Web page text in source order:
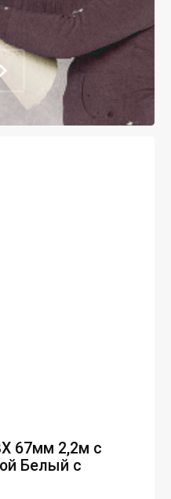
67мм 2,2м с
Белый с